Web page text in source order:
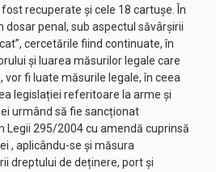
recuperate și cele 18 cartușe. În
penal, sub aspectul săvârșirii
cercetările fiind continuate, în
și luarea măsurilor legale care
vor fi luate măsurile legale, în ceea
legislației referitoare la arme și
urmând să fie sancționat
295/2004 cu amendă cuprinsă
, aplicându-se și măsura
dreptului de deținere, port și